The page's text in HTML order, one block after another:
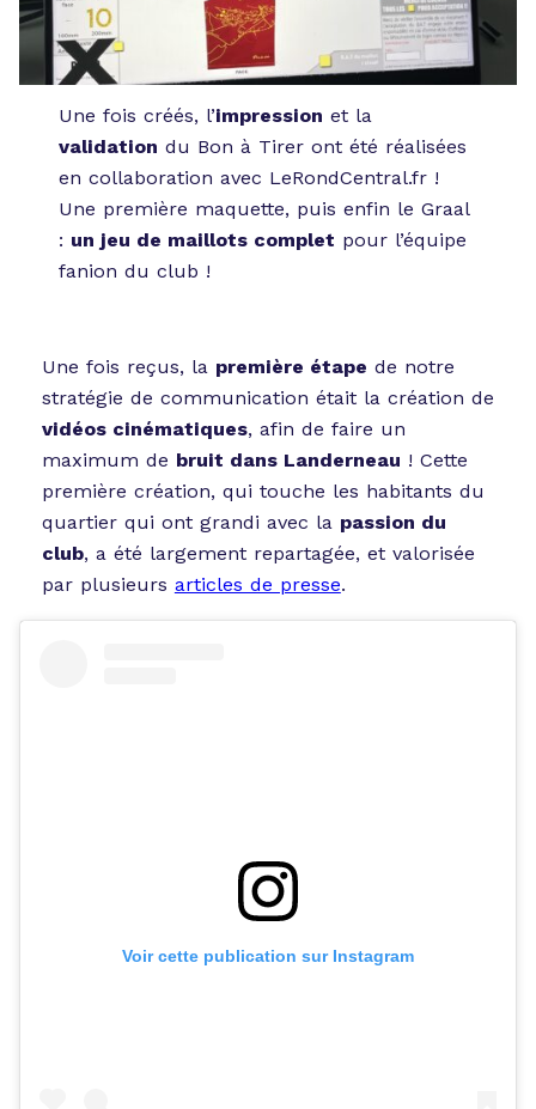
Une fois créés, l’impression et la
validation du Bon à Tirer ont été réalisées
en collaboration avec LeRondCentral.fr !
Une première maquette, puis enfin le Graal
: un jeu de maillots complet pour l’équipe
fanion du club !
Une fois reçus, la première étape de notre
stratégie de communication était la création de
vidéos cinématiques, afin de faire un
maximum de bruit dans Landerneau ! Cette
première création, qui touche les habitants du
quartier qui ont grandi avec la passion du
club, a été largement repartagée, et valorisée
par plusieurs articles de presse.
Voir cette publication sur Instagram